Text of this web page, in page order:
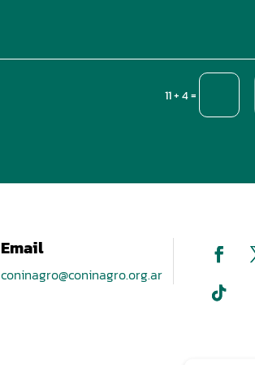
11 + 4=
Email
coninagro@coninagro.org.ar